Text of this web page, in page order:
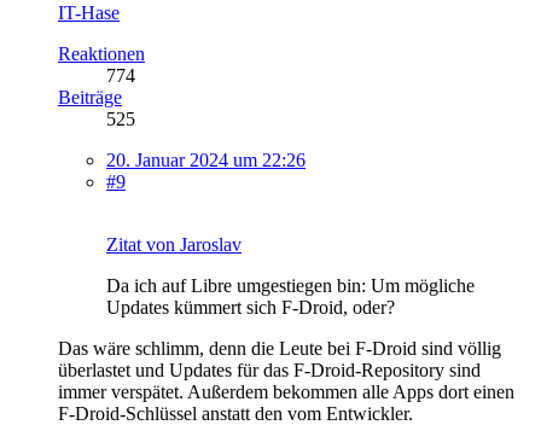
IT-Hase
Reaktionen
774
Beiträge
525
20. Januar 2024 um 22:26
#9
Zitat von Jaroslav
Da ich auf Libre umgestiegen bin: Um mögliche
Updates kümmert sich F-Droid, oder?
Das wäre schlimm, denn die Leute bei F-Droid sind völlig
überlastet und Updates für das F-Droid-Repository sind
immer verspätet. Außerdem bekommen alle Apps dort einen
F-Droid-Schlüssel anstatt den vom Entwickler.